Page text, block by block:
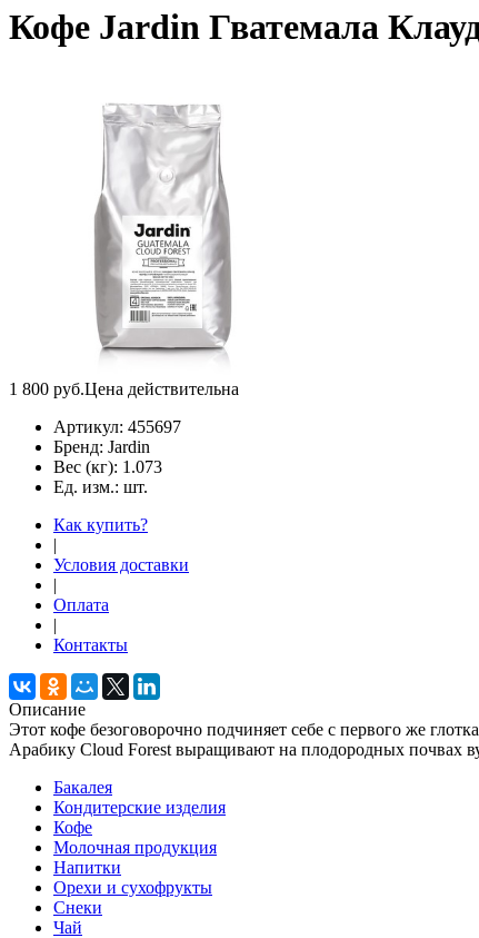
Кофе Jardin Гватемала
1 800 руб.Цена действительна
Артикул: 455697
Бренд: Jardin
Вес (кг): 1.073
Ед. изм.: шт.
Как купить?
|
Условия доставки
|
Оплата
|
Контакты
Описание
Этот кофе безоговорочно подчиняет себе с первого же
Арабику Cloud Forest выращивают на плодородных почвах
Бакалея
Кондитерские изделия
Кофе
Молочная продукция
Напитки
Орехи и сухофрукты
Снеки
Чай